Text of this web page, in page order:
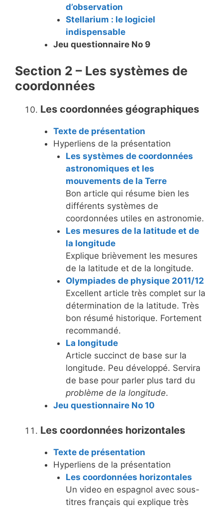
d’observation
Stellarium : le logiciel
indispensable
Jeu questionnaire No 9
Section 2 – Les systèmes de
coordonnées
Les coordonnées géographiques
Texte de présentation
Hyperliens de la présentation
Les systèmes de coordonnées
astronomiques et les
mouvements de la Terre
Bon article qui résume bien les
différents systèmes de
coordonnées utiles en astronomie.
Les mesures de la latitude et de
la longitude
Explique brièvement les mesures
de la latitude et de la longitude.
Olympiades de physique 2011/12
Excellent article très complet sur la
détermination de la latitude. Très
bon résumé historique. Fortement
recommandé.
La longitude
Article succinct de base sur la
longitude. Peu développé. Servira
de base pour parler plus tard du
problème de la longitude.
Jeu questionnaire No 10
Les coordonnées horizontales
Texte de présentation
Hyperliens de la présentation
Les coordonnées horizontales
Un video en espagnol avec sous-
titres français qui explique très